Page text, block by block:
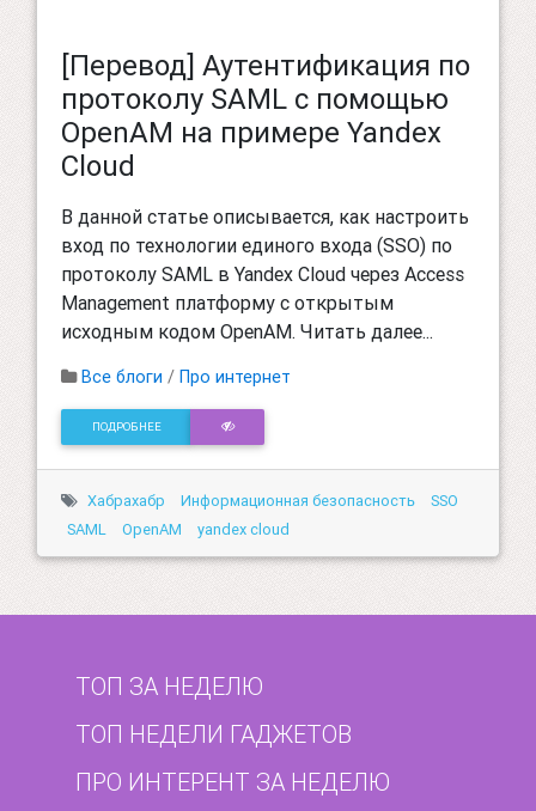
[Перевод] Аутентификация по
протоколу SAML с помощью
OpenAM на примере Yandex
Cloud
В данной статье описывается, как настроить
вход по технологии единого входа (SSO) по
протоколу SAML в Yandex Cloud через Access
Management платформу с открытым
исходным кодом OpenAM. Читать далее...
Все блоги / Про интернет
ПОДРОБНЕЕ
Хабрахабр Информационная безопасность
SSO
SAML
OpenAM yandex cloud
ТОП ЗА НЕДЕЛЮ
ТОП НЕДЕЛИ ГАДЖЕТОВ
ПРО ИНТЕРЕНТ ЗА НЕДЕЛЮ